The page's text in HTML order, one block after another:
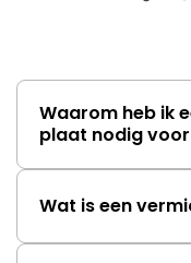
Waarom heb ik
plaat nodig
Wat is een